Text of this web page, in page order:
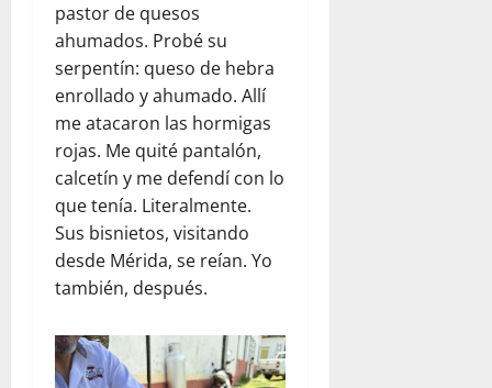
pastor de quesos
ahumados. Probé su
serpentín: queso de hebra
enrollado y ahumado. Allí
me atacaron las hormigas
rojas. Me quité pantalón,
calcetín y me defendí con lo
que tenía. Literalmente.
Sus bisnietos, visitando
desde Mérida, se reían. Yo
también, después.